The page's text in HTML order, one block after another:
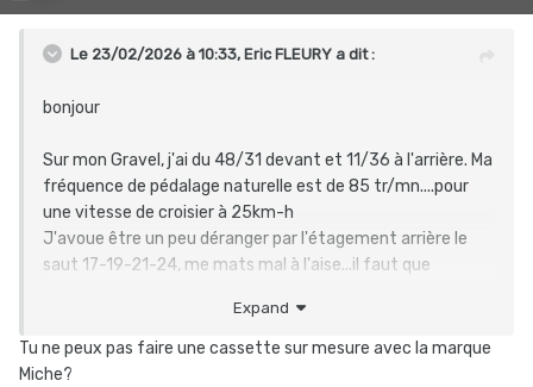
Le 23/02/2026 à 10:33, Eric FLEURY a dit :
bonjour
Sur mon Gravel, j'ai du 48/31 devant et 11/36 à l'arrière. Ma
fréquence de pédalage naturelle est de 85 tr/mn....pour
une vitesse de croisier à 25km-h
J'avoue être un peu déranger par l'étagement arrière le
saut 17-19-21-24, me mats mal à l'aise...il faut que
croisière, et je n'ime pas trop être décentré
Un départ en 12 serait peut être un peu mieux pour la ligne
de chaine...ou un plateau en 46, qui me ferait gagner 2
Expand
Tu ne peux pas faire une cassette sur mesure avec la marque
Miche?